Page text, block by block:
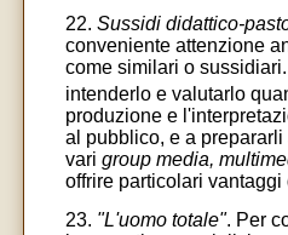
22. Sussidi didattico-
conveniente attenzione
come similari o
intenderlo e valutarlo
produzione e
al pubblico, e a
vari group media,
offrire particolari
23. "L'uomo totale". Per